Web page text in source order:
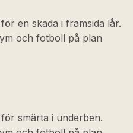
en skada i framsida lår.
och fotboll på plan
smärta i underben.